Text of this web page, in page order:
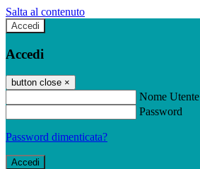
Salta al contenuto
Accedi
Accedi
button close ×
Nome Utente
Password
Password dimenticata?